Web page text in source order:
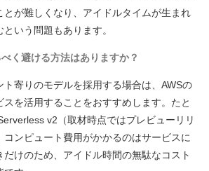
とが難しくなり、アイドルタイムが生まれ
いう問題もあります。
く避ける方法はありますか？
寄りのモデルを採用する場合は、AWSの
を活用することをおすすめします。たと
v2（取材時点ではプレビューリリ
コンピュート費用がかかるのはサービスに
けのため、アイドル時間の無駄なコスト